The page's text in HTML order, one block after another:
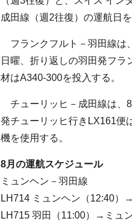
成田線（週2往復）の運航日を
フランクフルト－羽田線は
日曜、折り返しの羽田発フ
材はA340-300を投入する。
チューリッヒ－成田線は、
発チューリッヒ行きLX161便
機を使用する。
8月の運航スケジュール
ミュンヘン－羽田線
LH714 ミュンヘン（12:40）
LH715 羽田（11:00）→ミュ